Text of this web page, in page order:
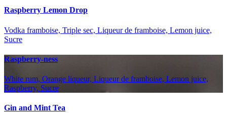
Raspberry Lemon Drop
Vodka framboise, Triple sec, Liqueur de framboise, Lemon juice,
Sucre
Raspberry-ness
White rum, Orange liqueur, Liqueur de framboise, Lemon juice,
Raspberry, Sucre
Gin and Mint Tea